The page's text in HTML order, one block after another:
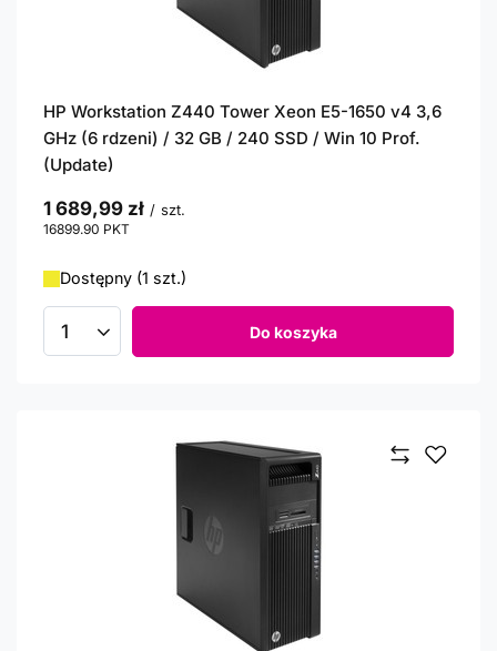
HP Workstation Z440 Tower Xeon E5-1650 v4 3,6
GHz (6 rdzeni) / 32 GB / 240 SSD / Win 10 Prof.
(Update)
1 689,99 zł / szt.
16899.90 PKT
Dostępny (1 szt.)
Ilość produktów Do koszyka